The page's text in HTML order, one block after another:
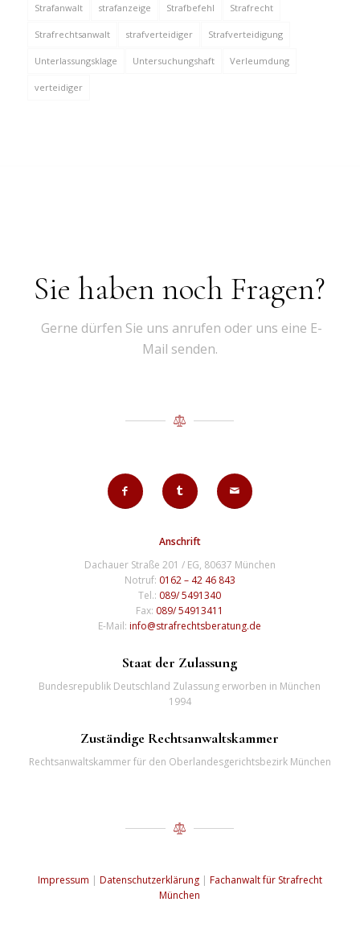
Strafanwalt strafanzeige Strafbefehl Strafrecht
Strafrechtsanwalt strafverteidiger Strafverteidigung
Unterlassungsklage Untersuchungshaft Verleumdung
verteidiger
Sie haben noch Fragen?
Gerne dürfen Sie uns anrufen oder uns eine E-
Mail senden.
Anschrift
Dachauer Straße 201 / EG, 80637 München
Notruf: 0162 – 42 46 843
Tel.: 089/ 5491340
Fax: 089/ 54913411
E-Mail:info@strafrechtsberatung.de
Staat der Zulassung
Bundesrepublik Deutschland Zulassung erworben in München
1994
Zuständige Rechtsanwaltskammer
Rechtsanwaltskammer für den Oberlandesgerichtsbezirk München
Impressum | Datenschutzerklärung| Fachanwalt für Strafrecht
München